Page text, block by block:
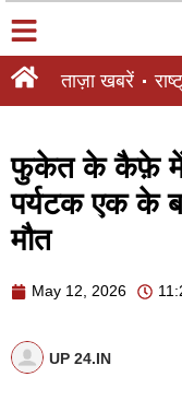
ताज़ा खबरें
फुकेत के कैफ़े में
पर्यटक एक के
मौत
May 12, 2026
UP 24.IN